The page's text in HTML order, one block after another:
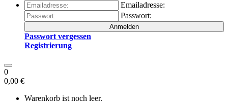
Emailadresse:
Passwort:
Anmelden
Passwort vergessen
Registrierung
0
0,00 €
Warenkorb ist noch leer.